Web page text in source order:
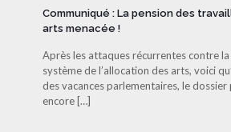
Communiqué : La pension des
arts menacée !
Après les attaques récurrentes contre
système de l’allocation des arts, voici
des vacances parlementaires, le dossier
encore […]